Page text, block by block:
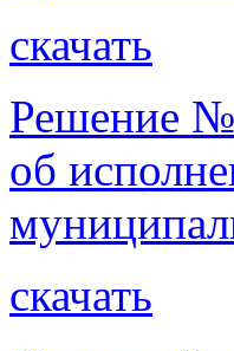
скачать
Решение
об
скачать